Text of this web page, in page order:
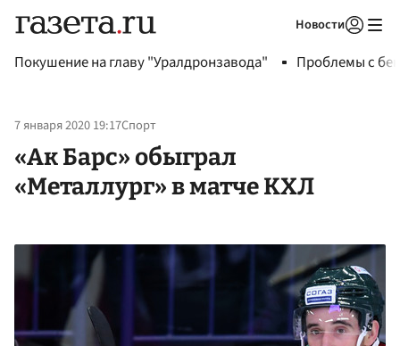
Новости
Покушение на главу "Уралдронзавода" Проблемы с
7 января 2020 19:17Спорт
«Ак Барс» обыграл
«Металлург» в матче КХЛ